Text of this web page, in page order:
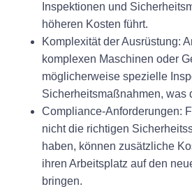
Inspektionen und
höheren Kosten führt.
Komplexität der Ausrüstung:
komplexen Maschinen oder
möglicherweise spezielle
Sicherheitsmaßnahmen, was
Compliance-Anforderungen:
nicht die richtigen
haben, können zusätzliche
ihren Arbeitsplatz auf den
bringen.